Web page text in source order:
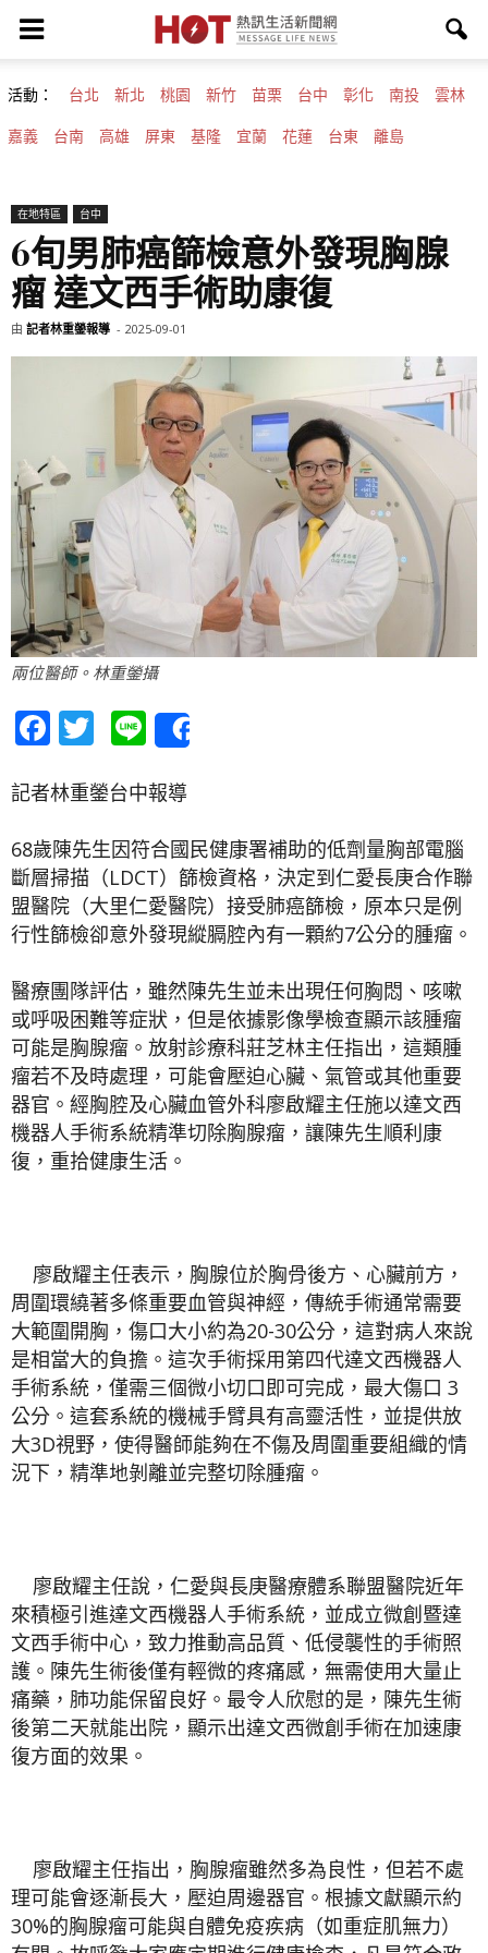
活動： 台北 新北 桃園 新竹 苗栗 台中 彰化 南投 雲林
嘉義 台南 高雄 屏東 基隆 宜蘭 花蓮 台東 離島
在地特區 台中
6旬男肺癌篩檢意外發現胸腺
瘤 達文西手術助康復
由 記者林重鎣報導 - 2025-09-01
兩位醫師。林重鎣攝
Facebook
Twitter
Line
記者林重鎣台中報導
68歲陳先生因符合國民健康署補助的低劑量胸部電腦
斷層掃描（LDCT）篩檢資格，決定到仁愛長庚合作聯
盟醫院（大里仁愛醫院）接受肺癌篩檢，原本只是例
行性篩檢卻意外發現縱膈腔內有一顆約7公分的腫瘤。
醫療團隊評估，雖然陳先生並未出現任何胸悶、咳嗽
或呼吸困難等症狀，但是依據影像學檢查顯示該腫瘤
可能是胸腺瘤。放射診療科莊芝林主任指出，這類腫
瘤若不及時處理，可能會壓迫心臟、氣管或其他重要
器官。經胸腔及心臟血管外科廖啟耀主任施以達文西
機器人手術系統精準切除胸腺瘤，讓陳先生順利康
復，重拾健康生活。
廖啟耀主任表示，胸腺位於胸骨後方、心臟前方，
周圍環繞著多條重要血管與神經，傳統手術通常需要
大範圍開胸，傷口大小約為20-30公分，這對病人來說
是相當大的負擔。這次手術採用第四代達文西機器人
手術系統，僅需三個微小切口即可完成，最大傷口 3
公分。這套系統的機械手臂具有高靈活性，並提供放
大3D視野，使得醫師能夠在不傷及周圍重要組織的情
況下，精準地剝離並完整切除腫瘤。
廖啟耀主任說，仁愛與長庚醫療體系聯盟醫院近年
來積極引進達文西機器人手術系統，並成立微創暨達
文西手術中心，致力推動高品質、低侵襲性的手術照
護。陳先生術後僅有輕微的疼痛感，無需使用大量止
痛藥，肺功能保留良好。最令人欣慰的是，陳先生術
後第二天就能出院，顯示出達文西微創手術在加速康
復方面的效果。
廖啟耀主任指出，胸腺瘤雖然多為良性，但若不處
理可能會逐漸長大，壓迫周邊器官。根據文獻顯示約
30%的胸腺瘤可能與自體免疫疾病（如重症肌無力）